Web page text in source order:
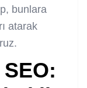
bunlara
atarak
: